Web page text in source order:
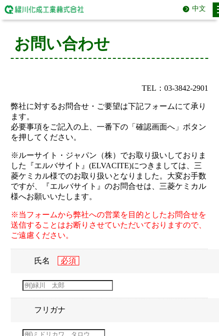
中文
お問い合わせ
TEL：03-3842-2901
弊社に対するお問合せ・ご要望は下記フォームにて承り
ます。
必要事項をご記入の上、一番下の「確認画面へ」ボタン
を押してください。
※ルーサイト・ジャパン（株）でお取り扱いしておりま
した『エルバサイト』(ELVACITE)につきましては、三
菱ケミカル様でのお取り扱いとなりました。大変お手数
ですが、『エルバサイト』のお問合せは、三菱ケミカル
様へお願いいたします。
※当フォームから弊社への営業を目的としたお問合せを
送信することはお断りさせていただいておりますので、
ご遠慮ください。
氏名
フリガナ